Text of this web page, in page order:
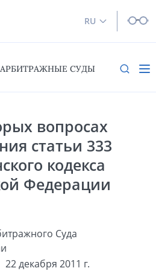
RU
СУДЫ
вопросах
статьи 333
кодекса
Федерации
Суда
22 декабря 2011 г.